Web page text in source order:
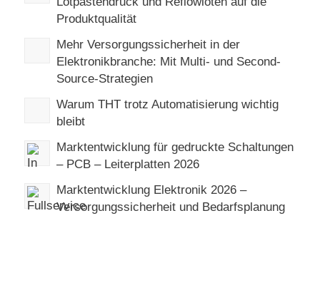
Produktqualität
Mehr Versorgungssicherheit in der
Elektronikbranche: Mit Multi- und Second-
Source-Strategien
Warum THT trotz Automatisierung wichtig
bleibt
Marktentwicklung für gedruckte Schaltungen
– PCB – Leiterplatten 2026
Marktentwicklung Elektronik 2026 –
Versorgungssicherheit und Bedarfsplanung